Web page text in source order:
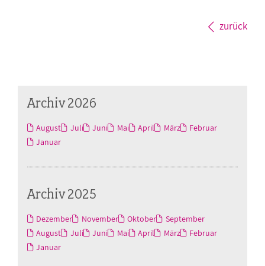
zurück
Archiv 2026
August Juli Juni Mai April März
Februar
Januar
Archiv 2025
Dezember November Oktober
September
August
Juli Juni Mai April März
Februar
Januar